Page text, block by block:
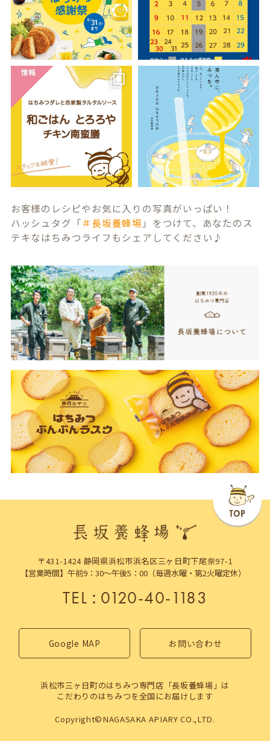
お客様のレシピやお気に入りの写真がいっぱい！
ハッシュタグ「＃長坂養蜂場 」をつけて、あなたのス
テキなはちみつライフもシェアしてください♪
〒431-1424 静岡県浜松市浜名区三ヶ日町下尾奈97-1
【営業時間】午前9：30～午後5：00（毎週水曜・第2火曜定休）
TEL：0120-40-1183
Google MAP お問い合わせ
浜松市三ヶ日町のはちみつ専門店「長坂養蜂場」は
こだわりのはちみつを全国にお届けします
Copyright©NAGASAKA APIARY CO.,LTD.